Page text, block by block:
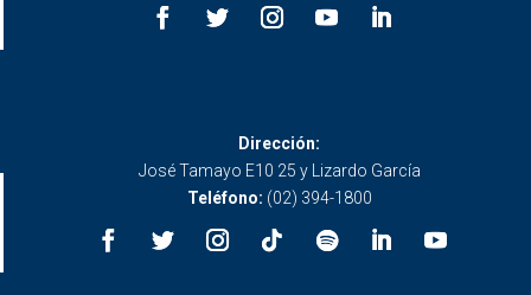
Dirección:
José Tamayo E10 25 y Lizardo García
Teléfono: (02) 394-1800